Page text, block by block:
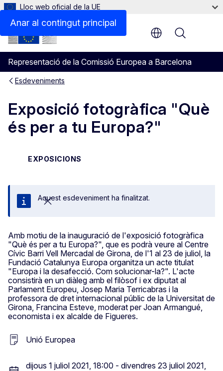
Anar al contingut principal
Lloc web oficial de la UE
Representació de la Comissió Europea a Barcelona
Menu
Esdeveniments
Exposició fotogràfica "Què
és per a tu Europa?"
EXPOSICIONS
Tanca
Aquest esdeveniment ha finalitzat.
Amb motiu de la inauguració de l'exposició fotogràfica
"Què és per a tu Europa?", que es podrà veure al Centre
Cívic Barri Vell Mercadal de Girona, de l'1 al 23 de juliol, la
Fundació Catalunya Europa organitza un acte titulat
"Europa i la desafecció. Com solucionar-la?". L'acte
consistirà en un diàleg amb el filòsof i ex diputat al
Parlament Europeu, Josep Maria Terricabras i la
professora de dret internacional públic de la Universitat de
Girona, Francina Esteve, moderat per Joan Armangué,
economista i ex alcalde de Figueres.
Unió Europea
dijous 1 juliol 2021, 18:00 - divendres 23 juliol 2021,